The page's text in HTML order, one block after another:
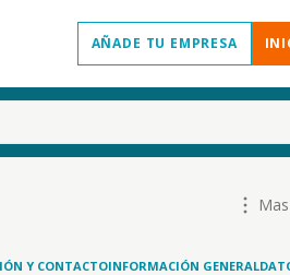
AÑADE TU EMPRESA
Y CONTACTOINFORMACIÓN GENERAL